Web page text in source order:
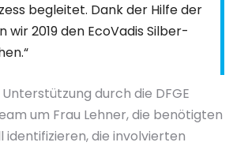
begleitet. Dank der Hilfe der
wir 2019 den EcoVadis Silber-
durch die DFGE
um Frau Lehner, die benötigten
identifizieren, die involvierten